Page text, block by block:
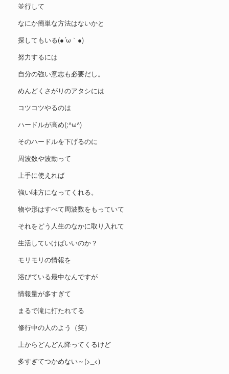
並行して
なにか簡単な方法はないかと
探してもいる(●´ω｀●)
努力するには
自分の強い意志も必要だし。
めんどくさがりのアタシには
コツコツやるのは
ハードルが高め(;^ω^)
そのハードルを下げるのに
周波数や波動って
上手に使えれば
強い味方になってくれる。
物や形はすべて周波数をもっていて
それをどう人生のなかに取り入れて
生活していけばいいのか？
モリモリの情報を
浴びている最中なんですが
情報量が多すぎて
まるで滝に打たれてる
修行中の人のよう（笑）
上からどんどん降ってくるけど
多すぎてつかめない～(>_<)